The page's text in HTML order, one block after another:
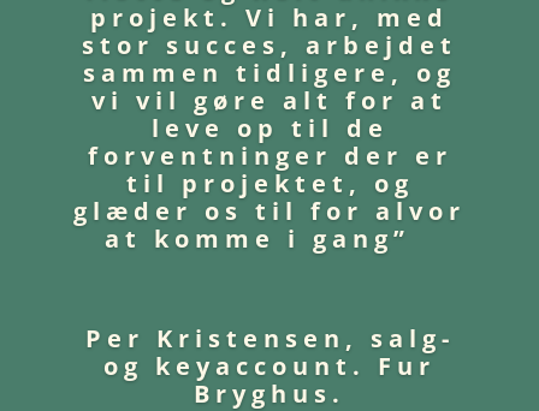
projekt. Vi har, med
stor succes, arbejdet
sammen tidligere, og
vi vil gøre alt for at
leve op til de
forventninger der er
til projektet, og
glæder os til for alvor
at komme i gang”
Per Kristensen, salg-
og keyaccount. Fur
Bryghus.